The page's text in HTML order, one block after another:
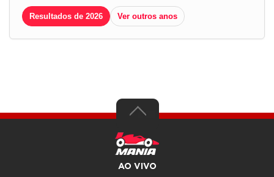
Resultados de 2026 Ver outros anos
AO VIVO